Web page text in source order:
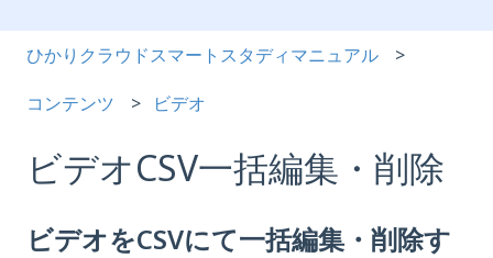
ひかりクラウドスマートスタディマニュアル
コンテンツ ビデオ
ビデオCSV一括編集・削除
ビデオをCSVにて一括編集・削除す